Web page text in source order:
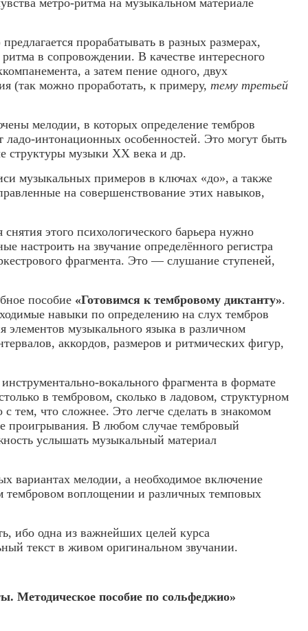
метро-ритма на музыкальном материале
прорабатывать в разных размерах,
в сопровождении. В качестве интересного
а затем пение одного, двух
(так можно проработать, к примеру, тему третьей
мелодии, в которых определение тембров
интонационных особенностей. Это могут быть
структуры музыки XX века и др.
музыкальных примеров в ключах «до», а также
на совершенствование этих навыков,
этого психологического барьера нужно
настроить на звучание определённого регистра
фрагмента. Это — слушание ступеней,
пособие «Готовимся к тембровому диктанту».
навыки по определению на слух тембров
элементов музыкального языка в различном
аккордов, размеров и ритмических фигур,
вокального фрагмента в формате
в тембровом, сколько в ладовом, структурном
тем, что сложнее. Это легче сделать в знакомом
проигрывания. В любом случае тембровый
услышать музыкальный материал
вариантах мелодии, а необходимое включение
тембровом воплощении и различных темповых
ибо одна из важнейших целей курса
текст в живом оригинальном звучании.
Методическое пособие по сольфеджио»